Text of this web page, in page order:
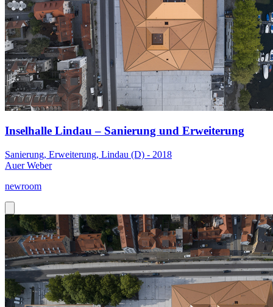
Inselhalle Lindau – Sanierung und Erweiterung
Sanierung, Erweiterung, Lindau (D) - 2018
Auer Weber
newroom